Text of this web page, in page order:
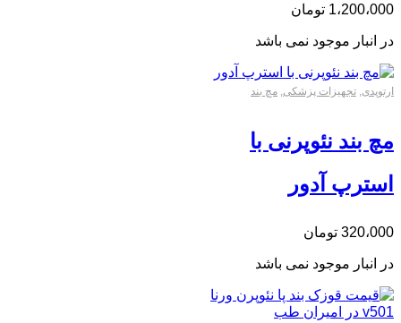
1،200،000 تومان
در انبار موجود نمی باشد
ارتوپدی, تجهیزات پزشکی, مچ بند
مچ بند نئوپرنی با
استرپ آدور
320،000 تومان
در انبار موجود نمی باشد